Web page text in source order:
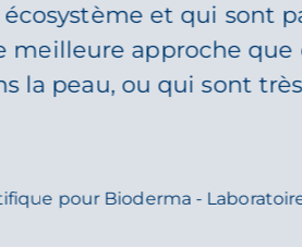
et qui sont
meilleure approche que
la peau, ou qui sont
pour Bioderma -